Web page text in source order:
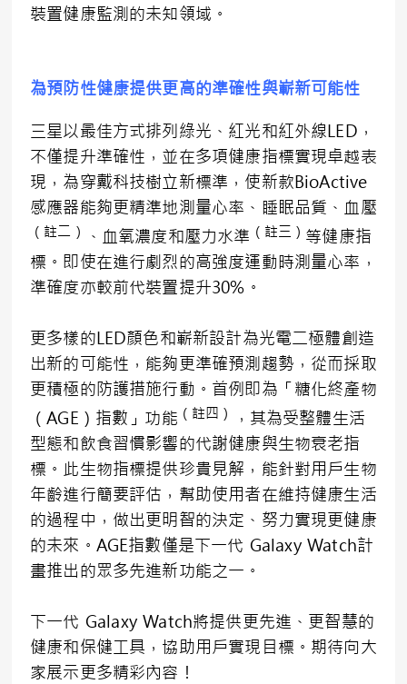
裝置健康監測的未知領域。
為預防性健康提供更高的準確性與嶄新可能性
三星以最佳方式排列綠光、紅光和紅外線LED，
不僅提升準確性，並在多項健康指標實現卓越表
現，為穿戴科技樹立新標準，使新款BioActive
感應器能夠更精準地測量心率、睡眠品質、血壓
（註二） 、血氧濃度和壓力水準 （註三） 等健康指
標。即使在進行劇烈的高強度運動時測量心率，
準確度亦較前代裝置提升30%。
更多樣的LED顏色和嶄新設計為光電二極體創造
出新的可能性，能夠更準確預測趨勢，從而採取
更積極的防護措施行動。首例即為「糖化終產物
（AGE）指數」功能 （註四）
，其為受整體生活
型態和飲食習慣影響的代謝健康與生物衰老指
標。此生物指標提供珍貴見解，能針對用戶生物
年齡進行簡要評估，幫助使用者在維持健康生活
的過程中，做出更明智的決定、努力實現更健康
的未來。AGE指數僅是下一代 Galaxy Watch計
畫推出的眾多先進新功能之一。
下一代 Galaxy Watch將提供更先進、更智慧的
健康和保健工具，協助用戶實現目標。期待向大
家展示更多精彩內容！